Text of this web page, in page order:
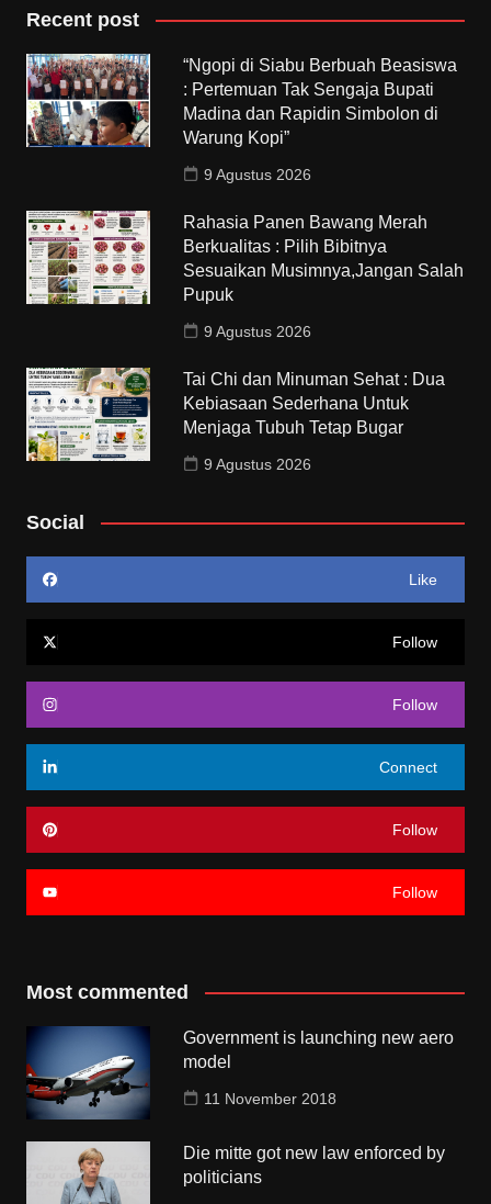
Recent post
“Ngopi di Siabu Berbuah Beasiswa
: Pertemuan Tak Sengaja Bupati
Madina dan Rapidin Simbolon di
Warung Kopi”
9 Agustus 2026
Rahasia Panen Bawang Merah
Berkualitas : Pilih Bibitnya
Sesuaikan Musimnya,Jangan Salah
Pupuk
9 Agustus 2026
Tai Chi dan Minuman Sehat : Dua
Kebiasaan Sederhana Untuk
Menjaga Tubuh Tetap Bugar
9 Agustus 2026
Social
Like
Follow
Follow
Connect
Follow
Follow
Most commented
Government is launching new aero
model
11 November 2018
Die mitte got new law enforced by
politicians